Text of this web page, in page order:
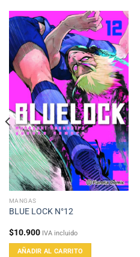
MANGAS
BLUE LOCK N°12
$10.900 IVA incluido
AÑADIR AL CARRITO